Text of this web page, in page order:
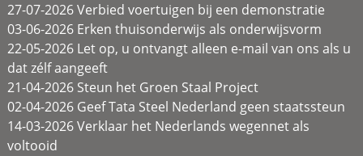
27-07-2026 Verbied voertuigen bij een demonstratie
03-06-2026 Erken thuisonderwijs als onderwijsvorm
22-05-2026 Let op, u ontvangt alleen e-mail van ons als u
dat zélf aangeeft
21-04-2026 Steun het Groen Staal Project
02-04-2026 Geef Tata Steel Nederland geen staatssteun
14-03-2026 Verklaar het Nederlands wegennet als
voltooid